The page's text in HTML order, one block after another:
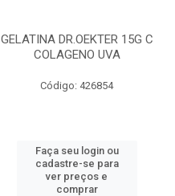
GELATINA DR.OEKTER 15G C
COLAGENO UVA
Código: 426854
Faça seu login ou
cadastre-se para
ver preços e
comprar